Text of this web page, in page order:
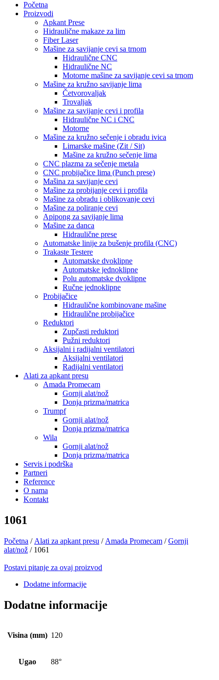
Početna
Proizvodi
Apkant Prese
Hidraulične makaze za lim
Fiber Laser
Mašine za savijanje cevi sa trnom
Hidraulične CNC
Hidraulične NC
Motorne mašine za savijanje cevi sa trnom
Mašine za kružno savijanje lima
Četvorovaljak
Trovaljak
Mašine za savijanje cevi i profila
Hidraulične NC i CNC
Motorne
Mašine za kružno sečenje i obradu ivica
Limarske mašine (Zit / Sit)
Mašine za kružno sečenje lima
CNC plazma za sečenje metala
CNC probijačice lima (Punch prese)
Mašina za savijanje cevi
Mašine za probijanje cevi i profila
Mašine za obradu i oblikovanje cevi
Mašine za poliranje cevi
Apipong za savijanje lima
Mašine za danca
Hidraulične prese
Automatske linije za bušenje profila (CNC)
Trakaste Testere
Automatske dvoklipne
Automatske jednoklipne
Polu automatske dvoklipne
Ručne jednoklipne
Probijačice
Hidraulične kombinovane mašine
Hidraulične probijačice
Reduktori
Zupčasti reduktori
Pužni reduktori
Aksijalni i radijalni ventilatori
Aksijalni ventilatori
Radijalni ventilatori
Alati za apkant presu
Amada Promecam
Gornji alat/nož
Donja prizma/matrica
Trumpf
Gornji alat/nož
Donja prizma/matrica
Wila
Gornji alat/nož
Donja prizma/matrica
Servis i podrška
Partneri
Reference
O nama
Kontakt
1061
Početna / Alati za apkant presu / Amada Promecam /Gornji
alat/nož / 1061
Postavi pitanje za ovaj proizvod
Dodatne informacije
Dodatne informacije
Visina (mm) 120
Ugao 88°